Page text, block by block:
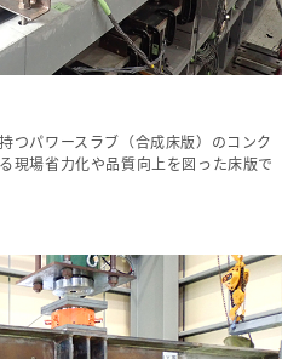
つパワースラブ（合成床版）のコンク
現場省力化や品質向上を図った床版で